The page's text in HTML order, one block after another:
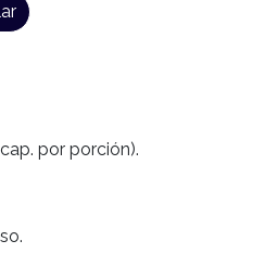
por porción).